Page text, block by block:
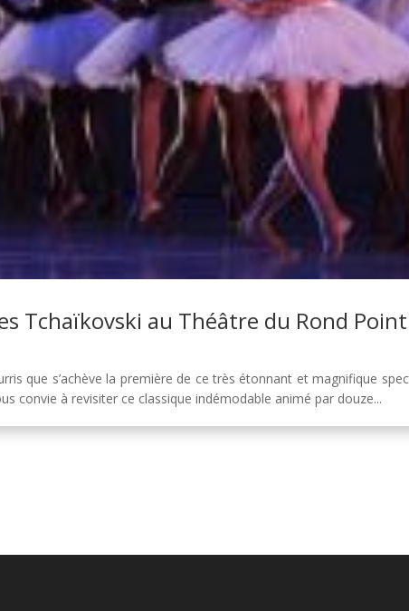
Tchaïkovski au Théâtre du Rond Point
que s’achève la première de ce très étonnant et magnifique
convie à revisiter ce classique indémodable animé par douze...